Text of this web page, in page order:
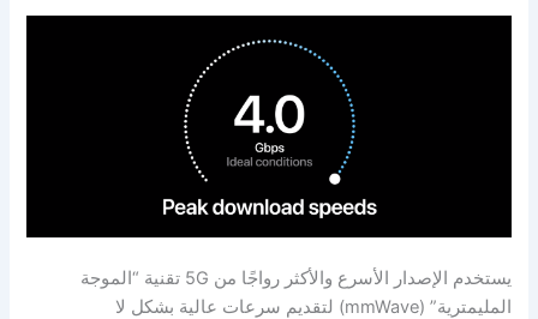
يستخدم الإصدار الأسرع والأكثر رواجًا من 5G تقنية “الموجة
المليمترية” (mmWave) لتقديم سرعات عالية بشكل لا